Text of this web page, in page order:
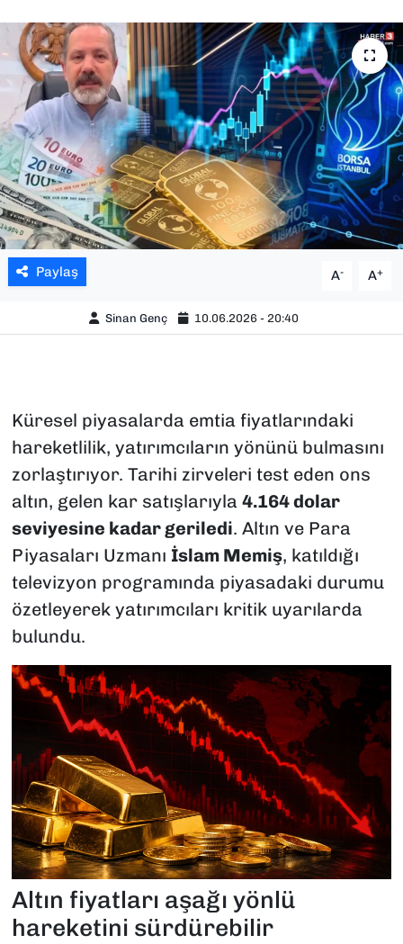
Paylaş A- A+
Sinan Genç 10.06.2026 - 20:40
Küresel piyasalarda emtia fiyatlarındaki
hareketlilik, yatırımcıların yönünü bulmasını
zorlaştırıyor. Tarihi zirveleri test eden ons
altın, gelen kar satışlarıyla 4.164 dolar
seviyesine kadar geriledi. Altın ve Para
Piyasaları Uzmanı İslam Memiş, katıldığı
televizyon programında piyasadaki durumu
özetleyerek yatırımcıları kritik uyarılarda
bulundu.
Altın fiyatları aşağı yönlü
hareketini sürdürebilir
SPOR
TEKNOLOJİ
YAŞAM
YEREL YÖNETİMLER